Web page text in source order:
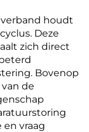
houdt
Deze
zich direct
Bovenop
de
vraag